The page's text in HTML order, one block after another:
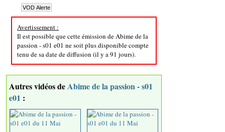
Avertissement :
Il est possible que cette émission de Abime de la
passion - s01 e01 ne soit plus disponible compte
tenu de sa date de diffusion (il y a 91 jours).
Autres vidéos deAbime de la passion - s01
e01 :